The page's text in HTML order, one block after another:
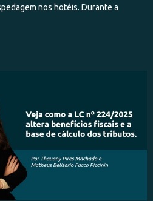
nos hotéis. Durante a